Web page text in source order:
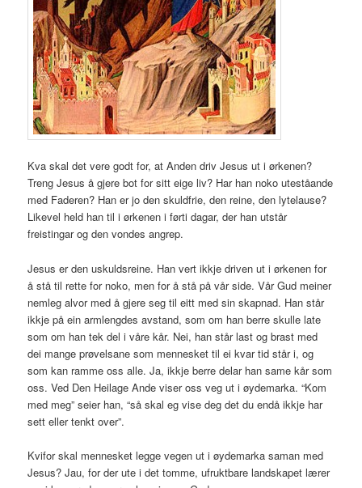
Kva skal det vere godt for, at Anden driv Jesus ut i ørkenen?
Treng Jesus å gjere bot for sitt eige liv? Har han noko uteståande
med Faderen? Han er jo den skuldfrie, den reine, den lytelause?
Likevel held han til i ørkenen i førti dagar, der han utstår
freistingar og den vondes angrep.
Jesus er den uskuldsreine. Han vert ikkje driven ut i ørkenen for
å stå til rette for noko, men for å stå på vår side. Vår Gud meiner
nemleg alvor med å gjere seg til eitt med sin skapnad. Han står
ikkje på ein armlengdes avstand, som om han berre skulle late
som om han tek del i våre kår. Nei, han står last og brast med
dei mange prøvelsane som mennesket til ei kvar tid står i, og
som kan ramme oss alle. Ja, ikkje berre delar han same kår som
oss. Ved Den Heilage Ande viser oss veg ut i øydemarka. “Kom
med meg” seier han, “så skal eg vise deg det du endå ikkje har
sett eller tenkt over”.
Kvifor skal mennesket legge vegen ut i øydemarka saman med
Jesus? Jau, for der ute i det tomme, ufruktbare landskapet lærer